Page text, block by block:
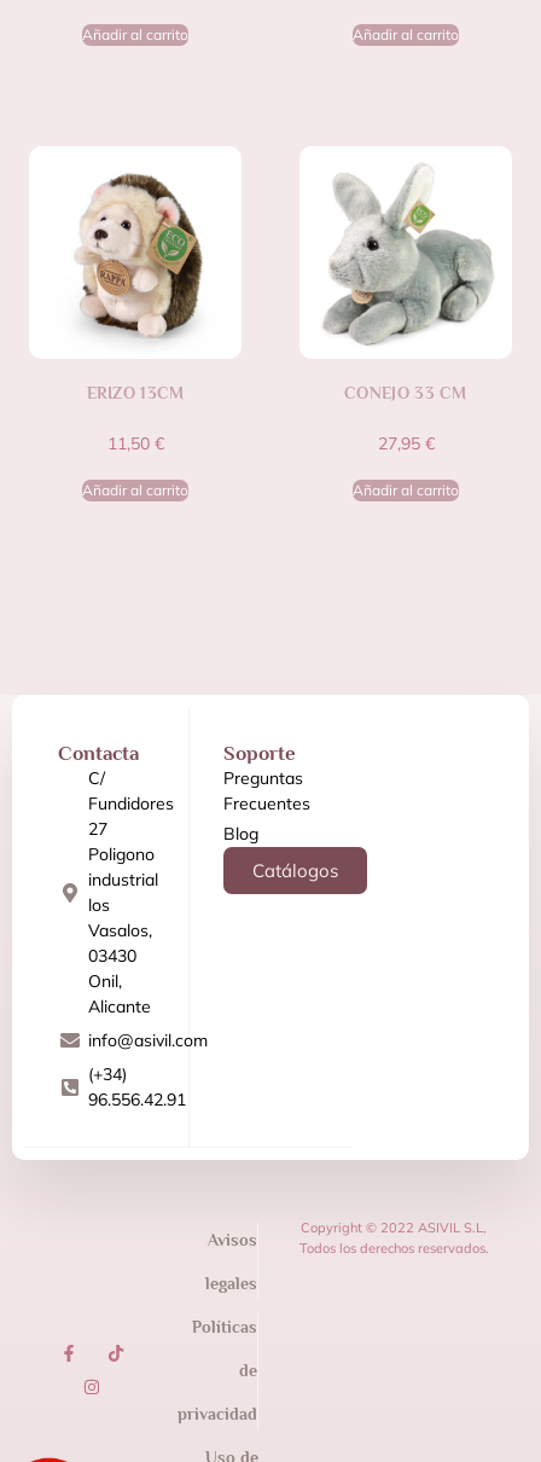
Añadir al carrito Añadir al carrito
ERIZO 13CM
11,50 €
Añadir al carrito
CONEJO 33 CM
27,95 €
Añadir al carrito
Contacta
C/
Fundidores
27
Poligono
industrial
los
Vasalos,
03430
Onil,
Alicante
info@asivil.com
(+34)
96.556.42.91
Soporte
Preguntas
Frecuentes
Blog
Catálogos
Avisos
legales
Políticas
de
privacidad
Uso de
Copyright © 2022 ASIVIL S.L,
Todos los derechos reservados.